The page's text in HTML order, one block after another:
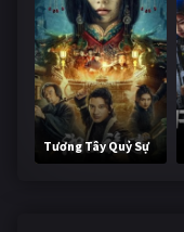
Tương Tây Quỷ Sự